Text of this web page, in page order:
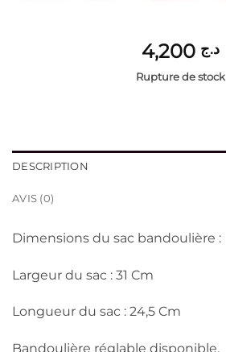
د.ج 4,200
Rupture de stock
DESCRIPTION
AVIS (0)
Dimensions du sac bandoulière :
Largeur du sac : 31 Cm
Longueur du sac : 24,5 Cm
Bandoulière réglable disponible.